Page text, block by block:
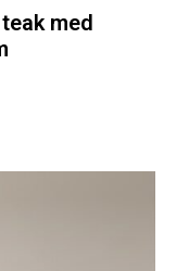
med